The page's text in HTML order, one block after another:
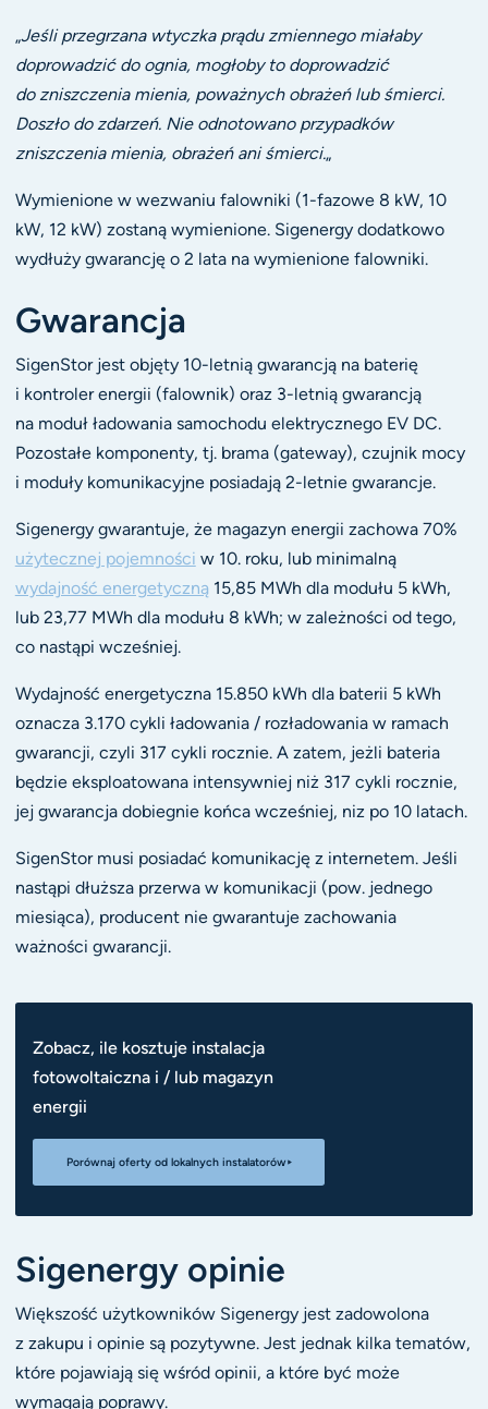
„Jeśli przegrzana wtyczka prądu zmiennego miałaby
doprowadzić do ognia, mogłoby to doprowadzić
do zniszczenia mienia, poważnych obrażeń lub śmierci.
Doszło do zdarzeń. Nie odnotowano przypadków
zniszczenia mienia, obrażeń ani śmierci.„
Wymienione w wezwaniu falowniki (1-fazowe 8 kW, 10
kW, 12 kW) zostaną wymienione. Sigenergy dodatkowo
wydłuży gwarancję o 2 lata na wymienione falowniki.
Gwarancja
SigenStor jest objęty 10-letnią gwarancją na baterię
i kontroler energii (falownik) oraz 3-letnią gwarancją
na moduł ładowania samochodu elektrycznego EV DC.
Pozostałe komponenty, tj. brama (gateway), czujnik mocy
i moduły komunikacyjne posiadają 2-letnie gwarancje.
Sigenergy gwarantuje, że magazyn energii zachowa 70%
użytecznej pojemności w 10. roku, lub minimalną
wydajność energetyczną 15,85 MWh dla modułu 5 kWh,
lub 23,77 MWh dla modułu 8 kWh; w zależności od tego,
co nastąpi wcześniej.
Wydajność energetyczna 15.850 kWh dla baterii 5 kWh
oznacza 3.170 cykli ładowania / rozładowania w ramach
gwarancji, czyli 317 cykli rocznie. A zatem, jeżli bateria
będzie eksploatowana intensywniej niż 317 cykli rocznie,
jej gwarancja dobiegnie końca wcześniej, niz po 10 latach.
SigenStor musi posiadać komunikację z internetem. Jeśli
nastąpi dłuższa przerwa w komunikacji (pow. jednego
miesiąca), producent nie gwarantuje zachowania
ważności gwarancji.
Zobacz, ile kosztuje instalacja
fotowoltaiczna i / lub magazyn
energii
Porównaj oferty od lokalnych instalatorów
Sigenergy opinie
Większość użytkowników Sigenergy jest zadowolona
z zakupu i opinie są pozytywne. Jest jednak kilka tematów,
które pojawiają się wśród opinii, a które być może
wymagają poprawy.